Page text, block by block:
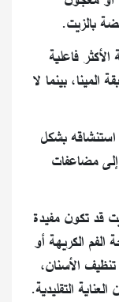
بالزيت.
الأكثر فاعلية
بينما لا
استنشاقه بشكل
مضاعفات
قد تكون مفيدة
الكريهة أو
الأسنان،
التقليدية.